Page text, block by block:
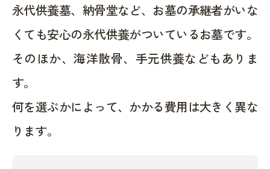
永代供養墓、納骨堂など、お墓の承継者がいな
くても安心の永代供養がついているお墓です。
そのほか、海洋散骨、手元供養などもありま
す。
何を選ぶかによって、かかる費用は大きく異な
ります。